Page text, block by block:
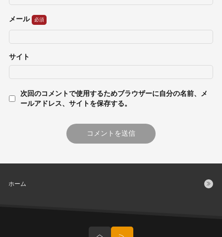
メール
サイト
次回のコメントで使用するためブラウザーに自分の名前、メ
ールアドレス、サイトを保存する。
ホーム